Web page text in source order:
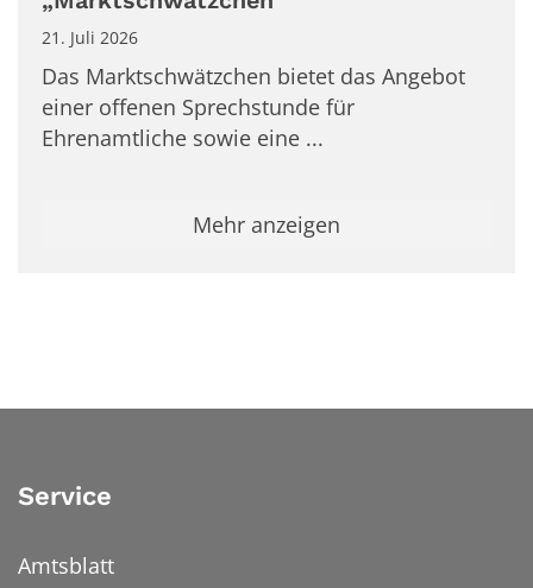
21. Juli 2026
Das Marktschwätzchen bietet das Angebot
einer offenen Sprechstunde für
Ehrenamtliche sowie eine ...
Mehr anzeigen
Service
Amtsblatt